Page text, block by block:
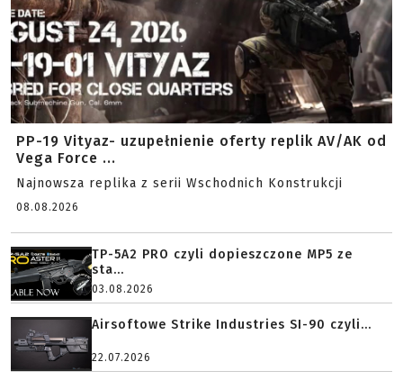
PP-19 Vityaz- uzupełnienie oferty replik AV/AK od
Vega Force ...
Najnowsza replika z serii Wschodnich Konstrukcji
08.08.2026
TP-5A2 PRO czyli dopieszczone MP5 ze
sta...
03.08.2026
Airsoftowe Strike Industries SI-90 czyli...
22.07.2026